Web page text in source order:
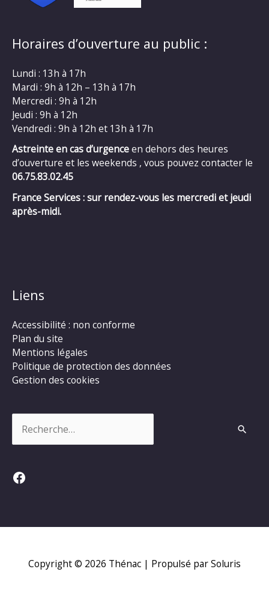
Horaires d’ouverture au public :
Lundi : 13h à 17h
Mardi : 9h à 12h – 13h à 17h
Mercredi : 9h à 12h
Jeudi : 9h à 12h
Vendredi : 9h à 12h et 13h à 17h
Astreinte en cas d’urgenceen dehors des heures
d’ouverture et les weekends , vous pouvez contacter le
06.75.83.02.45
France Services : sur rendez-vous les mercredi et jeudi
après-midi.
Liens
Accessibilité : non conforme
Plan du site
Mentions légales
Politique de protection des données
Gestion des cookies
Facebook
Copyright © 2026 Thénac | Propulsé par Soluris